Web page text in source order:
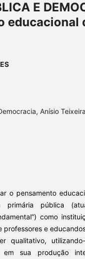
E
educacional
Anísio Teixeira
o pensamento
pública
como
e
qualitativo,
sua produção